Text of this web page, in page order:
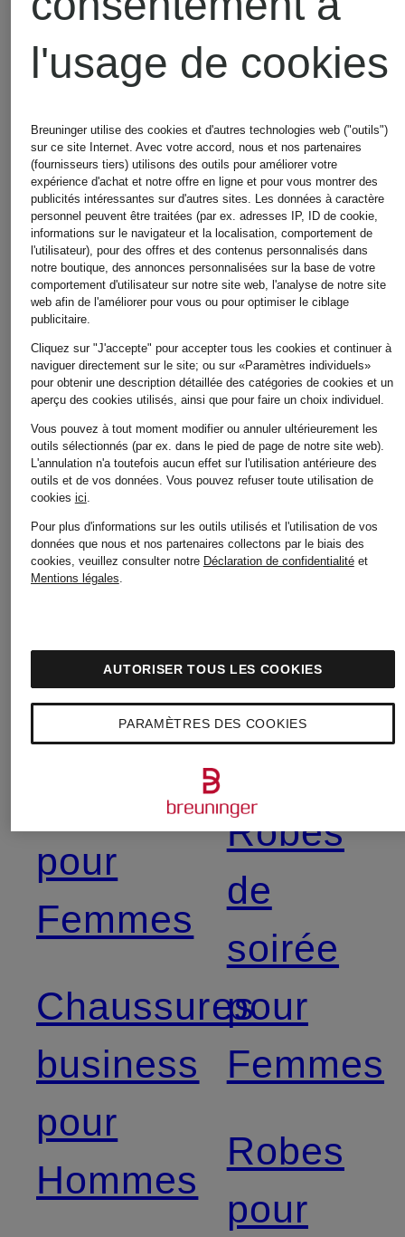
Autres catégories
Bikinis
pour
Femmes
Blazers
pour
Femmes
Blouses
Femmes
Cardigans
et gilets
pour
Femmes
Chaussures
business
pour
Hommes
Robes
de
mariage
civil
pour
Femmes
Robes
de
pour
Femmes
Robes
de
soirée
pour
Femmes
Robes
pour
l'usage de cookies
Breuninger utilise des cookies et d'autres technologies web ("outils")
sur ce site Internet. Avec votre accord, nous et nos partenaires
(fournisseurs tiers) utilisons des outils pour améliorer votre
expérience d'achat et notre offre en ligne et pour vous montrer des
publicités intéressantes sur d'autres sites. Les données à caractère
personnel peuvent être traitées (par ex. adresses IP, ID de cookie,
informations sur le navigateur et la localisation, comportement de
l'utilisateur), pour des offres et des contenus personnalisés dans
notre boutique, des annonces personnalisées sur la base de votre
comportement d'utilisateur sur notre site web, l'analyse de notre site
web afin de l'améliorer pour vous ou pour optimiser le ciblage
publicitaire.
Cliquez sur "J'accepte" pour accepter tous les cookies et continuer à
naviguer directement sur le site; ou sur «Paramètres individuels»
pour obtenir une description détaillée des catégories de cookies et un
aperçu des cookies utilisés, ainsi que pour faire un choix individuel.
Vous pouvez à tout moment modifier ou annuler ultérieurement les
outils sélectionnés (par ex. dans le pied de page de notre site web).
L'annulation n'a toutefois aucun effet sur l'utilisation antérieure des
outils et de vos données. Vous pouvez refuser toute utilisation de
cookies ici.
Pour plus d'informations sur les outils utilisés et l'utilisation de vos
données que nous et nos partenaires collectons par le biais des
cookies, veuillez consulter notre Déclaration de confidentialitéet
Mentions légales.
PARAMÈTRES DES COOKIES
AUTORISER TOUS LES COOKIES